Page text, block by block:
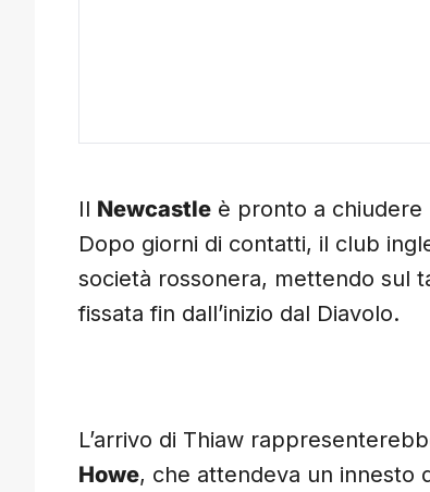
Il Newcastle è pronto a chiudere
Dopo giorni di contatti, il club
società rossonera, mettendo sul
fissata fin dall’inizio dal Diavolo.
L’arrivo di Thiaw
Howe, che attendeva un innesto